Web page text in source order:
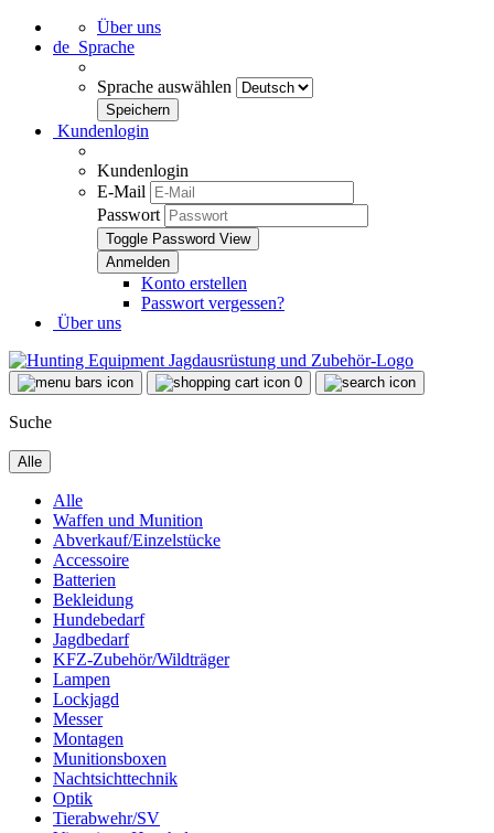
Über uns
de Sprache
Sprache auswählen
Kundenlogin
Kundenlogin
E-Mail
Passwort
Toggle Password View
Konto erstellen
Passwort vergessen?
Über uns
0
Suche
Alle
Alle
Waffen und Munition
Abverkauf/Einzelstücke
Accessoire
Batterien
Bekleidung
Hundebedarf
Jagdbedarf
KFZ-Zubehör/Wildträger
Lampen
Lockjagd
Messer
Montagen
Munitionsboxen
Nachtsichttechnik
Optik
Tierabwehr/SV